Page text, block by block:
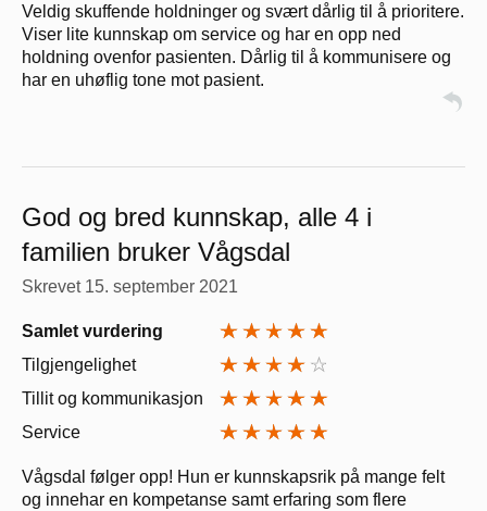
Veldig skuffende holdninger og svært dårlig til å prioritere.
Viser lite kunnskap om service og har en opp ned
holdning ovenfor pasienten. Dårlig til å kommunisere og
har en uhøflig tone mot pasient.
God og bred kunnskap, alle 4 i
familien bruker Vågsdal
Skrevet 15. september 2021
Samlet vurdering
Tilgjengelighet
Tillit og kommunikasjon
Service
Vågsdal følger opp! Hun er kunnskapsrik på mange felt
og innehar en kompetanse samt erfaring som flere